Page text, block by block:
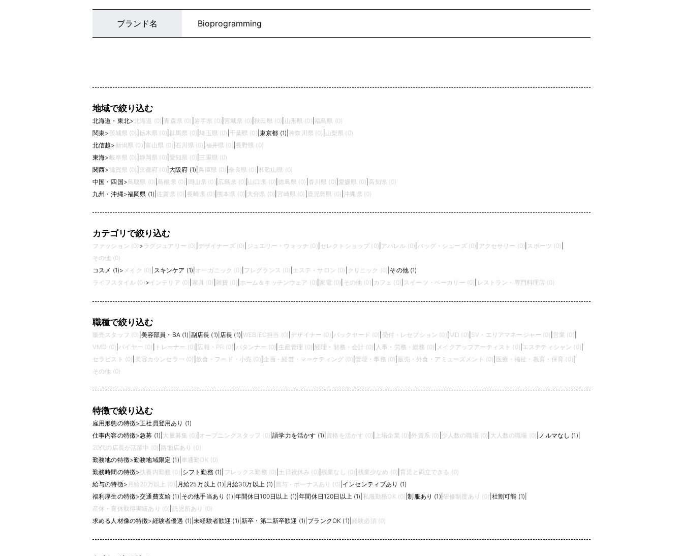
ブランド名 Bioprogramming
地域で絞り込む
北海道・東北>北海道 (0) |青森県 (0) 岩手県 (0) |宮城県 (0) |秋田県 (0) 山形県 (0) 福島県 (0)
関東> 茨城県 (0) 栃木県 (0) 群馬県 (0) |埼玉県 (0) 千葉県 (0) 東京都 (1) |神奈川県 (0) 山梨県 (0)
北信越> 新潟県 (0) 富山県 (0) 石川県 (0) 福井県 (0) 長野県 (0)
東海>岐阜県 (0) 静岡県 (0) |愛知県 (0) 三重県 (0)
関西>滋賀県 (0) 京都府 (0) |大阪府 (1) |兵庫県 (0) 奈良県 (0) 和歌山県 (0)
中国・四国>鳥取県 (0) |島根県 (0) 岡山県 (0) 広島県 (0) 山口県 (0) |徳島県 (0) 香川県 (0) |愛媛県 (0) 高知県 (0)
九州・沖縄>福岡県 (1) |佐賀県 (0) 長崎県 (0) 熊本県 (0) 大分県 (0) |宮崎県 (0) 鹿児島県 (0) |沖縄県 (0)
カテゴリで絞り込む
ファッション (0) > ラグジュアリー (0) デザイナーズ (0) ジュエリー・ウォッチ (0) セレクトショップ (0) アパレル (0) |バッグ・シューズ (0) アクセサリー (0) スポーツ (0)
その他 (0)
コスメ (1)> メイク (0) スキンケア (1) オーガニック (0) フレグランス (0) エステ・サロン (0) クリニック (0) その他 (1)
ライフスタイル (0)> インテリア (0) 家具 (0) 雑貨 (0) ホーム＆キッチンウェア (0) 家電 (0) その他 (0) カフェ (0) スイーツ・ベーカリー (0) レストラン・専門料理店 (0)
職種で絞り込む
販売スタッフ (0) 美容部員・BA (1) 副店長 (1) 店長 (1) WEB/EC担当 (0) デザイナー (0) バックヤード (0) 受付・レセプション (0) MD (0) SV・エリアマネージャー (0) 営業 (0)
VMD (0) バイヤー (0) トレーナー (0) 広報・PR (0) パタンナー (0) 生産管理 (0) |経理・財務・会計 (0) 人事・労務・総務 (0) メイクアップアーティスト (0) エステティシャン (0)
セラピスト (0) 美容カウンセラー (0) 飲食・フード・小売 (0) 企画・経営・マーケティング (0) 管理・事務 (0) 販売・外食・アミューズメント (0) 医療・福祉・教育・保育 (0)
その他 (0)
特徴で絞り込む
雇用形態の特徴>正社員登用あり (1)
仕事内容の特徴>急募 (1) 大量募集 (0) オープニングスタッフ (0) |語学力を活かす (1) 資格を活かす (0) 上場企業 (0) |外資系 (0) 少人数の職場 (0) 大人数の職場 (0) ノルマなし (1)
20代の店長が活躍中 (0) 路面店あり (0)
勤務地の特徴>勤務地域限定 (1) 車通勤OK (0)
勤務時間の特徴>扶養内勤務 (0) シフト勤務 (1) フレックス勤務 (0) 土日祝休み (0) |残業なし (0) 残業少なめ (0) 育児と両立できる (0)
給与の特徴> 月給20万以上 (0) 月給25万以上 (1) 月給30万以上 (1) 賞与・ボーナスあり (0) インセンティブあり (1)
福利厚生の特徴>交通費支給 (1) その他手当あり (1) 年間休日100日以上 (1) |年間休日120日以上 (1) 私服勤務OK (0) |制服あり (1) 研修制度あり (0) 社割可能 (1)
産休・育休取得実績あり (0) 託児所あり (0)
求める人材像の特徴>経験者優遇 (1) |未経験者歓迎 (1) |新卒・第二新卒歓迎 (1) ブランクOK (1) |経験必須 (0)